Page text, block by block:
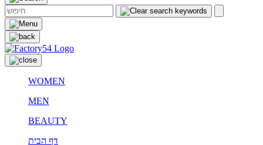
WOMEN
MEN
BEAUTY
דף הבית